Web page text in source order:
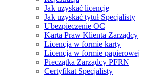
Jak uzyskać licencję
Jak uzyskać tytuł Specjalisty
Ubezpieczenie OC
Karta Praw Klienta Zarządcy
Licencja w formie karty
Licencja w formie papierowej
Pieczątka Zarządcy PFRN
Certyfikat Specjalisty